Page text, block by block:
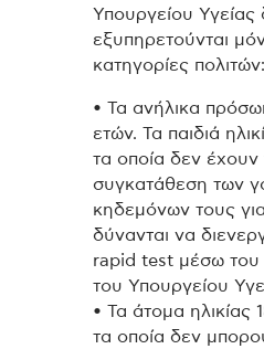
Υπουργείου Υγείας
εξυπηρετούνται
κατηγορίες πολιτών:
• Τα ανήλικα
ετών. Τα παιδιά
τα οποία δεν έχουν
συγκατάθεση των
κηδεμόνων τους
δύνανται να
rapid test μέσω του
του Υπουργείου
• Τα άτομα ηλικίας
τα οποία δεν